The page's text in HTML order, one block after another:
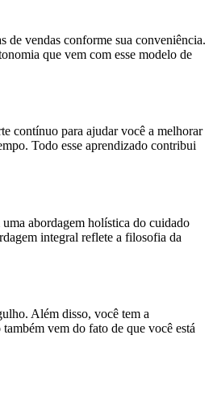
de vendas conforme sua conveniência.
que vem com esse modelo de
contínuo para ajudar você a melhorar
Todo esse aprendizado contribui
abordagem holística do cuidado
integral reflete a filosofia da
Além disso, você tem a
vem do fato de que você está